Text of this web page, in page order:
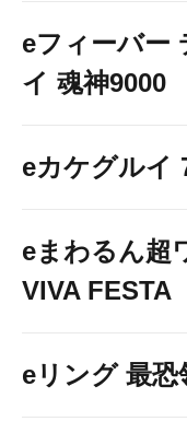
eフィーバー
イ 魂神9000
eカケグルイ
eまわるん超
VIVA FESTA
eリング 最恐